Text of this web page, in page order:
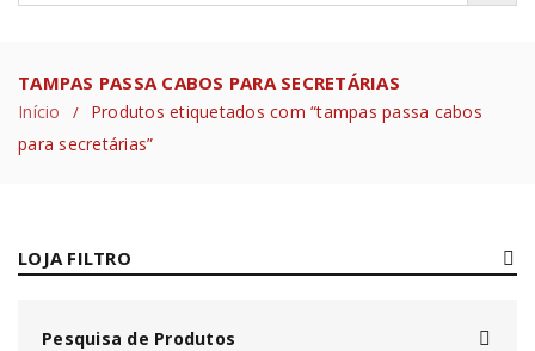
TAMPAS PASSA CABOS PARA SECRETÁRIAS
Início /
Produtos etiquetados com “tampas passa cabos
para secretárias”
LOJA FILTRO
Pesquisa de Produtos